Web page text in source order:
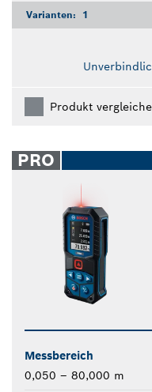
Varianten: 1
Produkt
PRO
Messbereich
0,050 – 80,000 m